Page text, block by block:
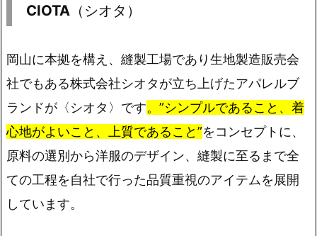
CIOTA （シオタ）
岡山に本拠を構え、縫製工場であり生地製造販売会
社でもある株式会社シオタが立ち上げたアパレルブ
ランドが〈シオタ〉です。”シンプルであること、着
心地がよいこと、上質であること”をコンセプトに、
原料の選別から洋服のデザイン、縫製に至るまで全
ての工程を自社で行った品質重視のアイテムを展開
しています。